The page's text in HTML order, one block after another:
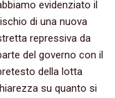
evidenziato il
di una nuova
repressiva da
del governo con il
della lotta
su quanto si